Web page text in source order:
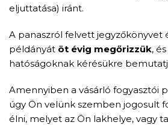
eljuttatása) iránt.
A panaszról felvett jegyzőkönyvet
példányát öt évig megőrizzük,
hatóságoknak kérésükre
Amennyiben a vásárló fogyasztói
úgy Ön velünk szemben jogosult
élni, melyet az Ön lakhelye, vagy